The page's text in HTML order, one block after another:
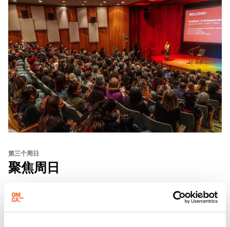
第三个周日
聚焦周日
每隔三个星期天，东方华侨博物院都会邀请游客参加 "聚焦